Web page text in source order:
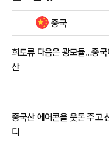
중국
희토류 다음은 광모듈…중
산
중국산 에어콘을 웃돈 주고
디